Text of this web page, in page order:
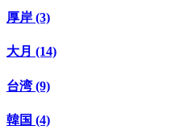
厚岸 (3)
大月 (14)
台湾 (9)
韓国 (4)